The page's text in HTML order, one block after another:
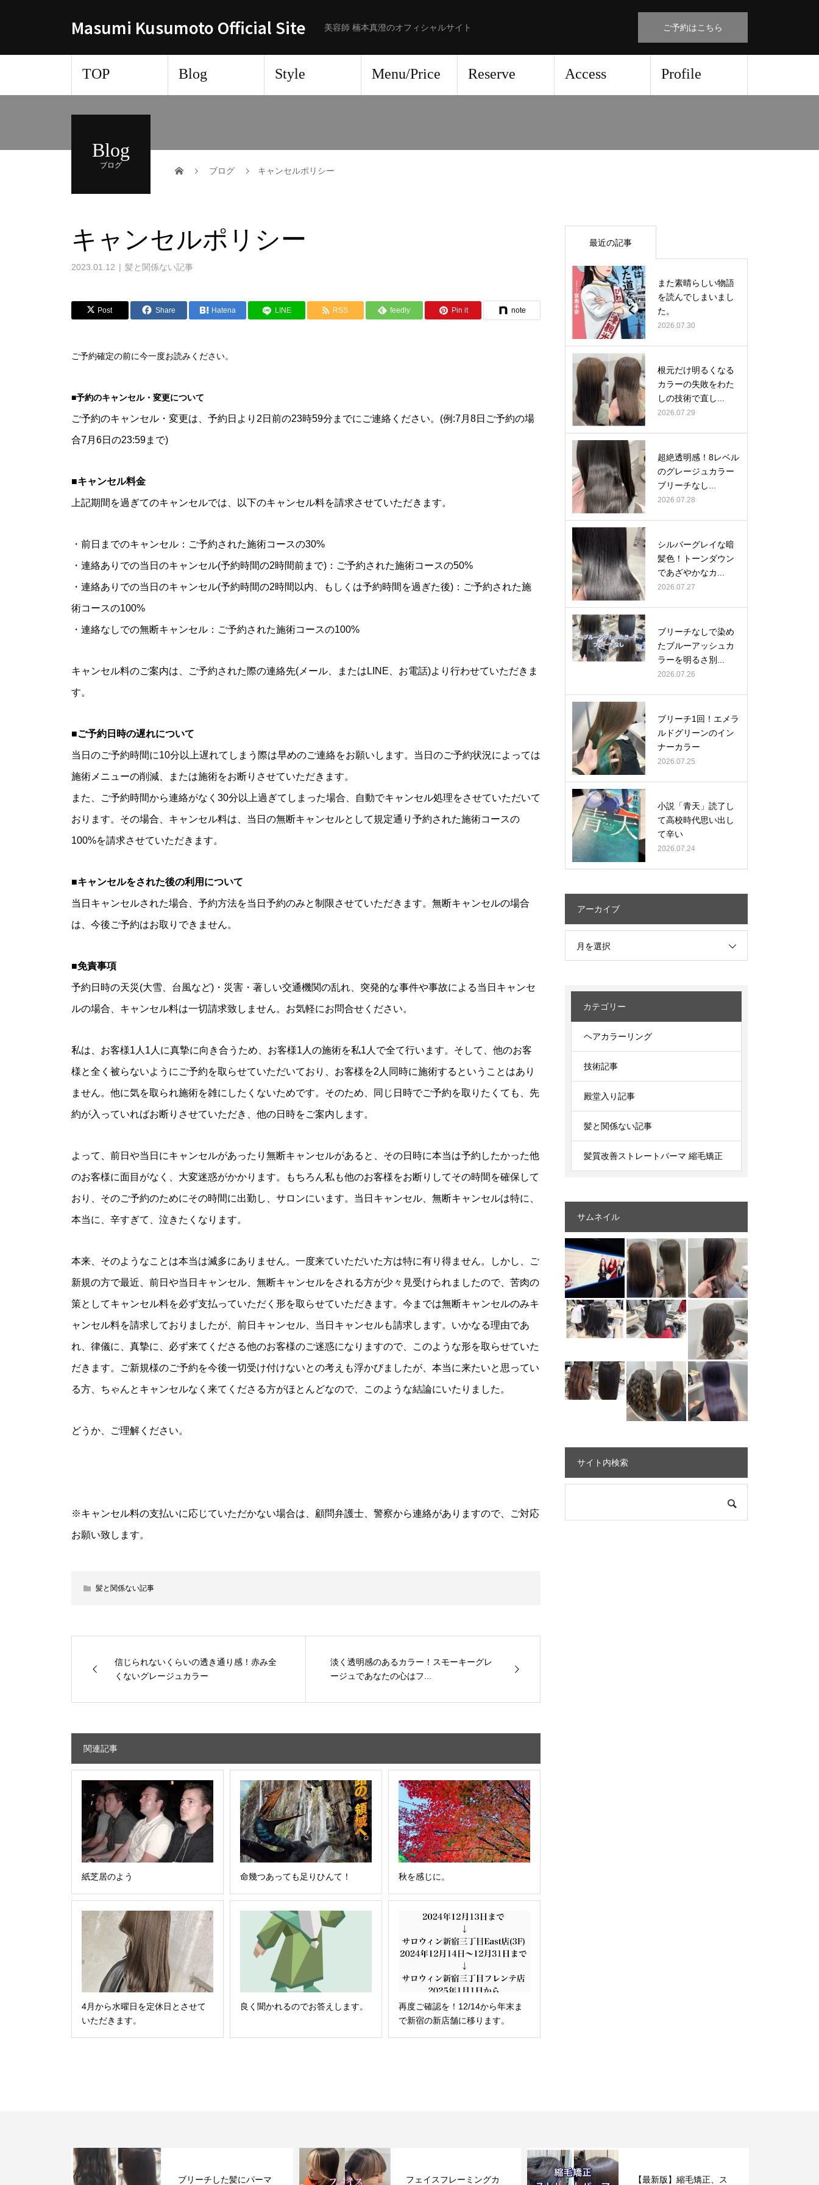
Masumi Kusumoto Official Site 美容師 楠本真澄のオフィシャルサイト ご予約はこちら
TOP Blog Style Menu/Price Reserve Access Profile
Blog
ブログ
ブログ キャンセルポリシー
キャンセルポリシー
2023.01.12 髪と関係ない記事
Post Share Hatena LINE RSS feedly Pin it note
ご予約確定の前に今一度お読みください。
■予約のキャンセル・変更について
ご予約のキャンセル・変更は、予約日より2日前の23時59分までにご連絡ください。(例:7月8日ご予約の場
合7月6日の23:59まで)
■キャンセル料金
上記期間を過ぎてのキャンセルでは、以下のキャンセル料を請求させていただきます。
・前日までのキャンセル：ご予約された施術コースの30%
・連絡ありでの当日のキャンセル(予約時間の2時間前まで)：ご予約された施術コースの50%
・連絡ありでの当日のキャンセル(予約時間の2時間以内、もしくは予約時間を過ぎた後)：ご予約された施
術コースの100%
・連絡なしでの無断キャンセル：ご予約された施術コースの100%
キャンセル料のご案内は、ご予約された際の連絡先(メール、またはLINE、お電話)より行わせていただきま
す。
■ご予約日時の遅れについて
当日のご予約時間に10分以上遅れてしまう際は早めのご連絡をお願いします。当日のご予約状況によっては
施術メニューの削減、または施術をお断りさせていただきます。
また、ご予約時間から連絡がなく30分以上過ぎてしまった場合、自動でキャンセル処理をさせていただいて
おります。その場合、キャンセル料は、当日の無断キャンセルとして規定通り予約された施術コースの
100%を請求させていただきます。
■キャンセルをされた後の利用について
当日キャンセルされた場合、予約方法を当日予約のみと制限させていただきます。無断キャンセルの場合
は、今後ご予約はお取りできません。
■免責事項
予約日時の天災(大雪、台風など)・災害・著しい交通機関の乱れ、突発的な事件や事故による当日キャンセ
ルの場合、キャンセル料は一切請求致しません。お気軽にお問合せください。
私は、お客様1人1人に真摯に向き合うため、お客様1人の施術を私1人で全て行います。そして、他のお客
様と全く被らないようにご予約を取らせていただいており、お客様を2人同時に施術するということはあり
ません。他に気を取られ施術を雑にしたくないためです。そのため、同じ日時でご予約を取りたくても、先
約が入っていればお断りさせていただき、他の日時をご案内します。
よって、前日や当日にキャンセルがあったり無断キャンセルがあると、その日時に本当は予約したかった他
のお客様に面目がなく、大変迷惑がかかります。もちろん私も他のお客様をお断りしてその時間を確保して
おり、そのご予約のためにその時間に出勤し、サロンにいます。当日キャンセル、無断キャンセルは特に、
本当に、辛すぎて、泣きたくなります。
本来、そのようなことは本当は滅多にありません。一度来ていただいた方は特に有り得ません。しかし、ご
新規の方で最近、前日や当日キャンセル、無断キャンセルをされる方が少々見受けられましたので、苦肉の
策としてキャンセル料を必ず支払っていただく形を取らせていただきます。今までは無断キャンセルのみキ
ャンセル料を請求しておりましたが、前日キャンセル、当日キャンセルも請求します。いかなる理由であ
れ、律儀に、真摯に、必ず来てくださる他のお客様のご迷惑になりますので、このような形を取らせていた
だきます。ご新規様のご予約を今後一切受け付けないとの考えも浮かびましたが、本当に来たいと思ってい
る方、ちゃんとキャンセルなく来てくださる方がほとんどなので、このような結論にいたりました。
どうか、ご理解ください。
※キャンセル料の支払いに応じていただかない場合は、顧問弁護士、警察から連絡がありますので、ご対応
お願い致します。
髪と関係ない記事
信じられないくらいの透き通り感！赤み全
くないグレージュカラー
淡く透明感のあるカラー！スモーキーグレ
ージュであなたの心はフ...
関連記事
紙芝居のよう 命幾つあっても足りひんて！ 秋を感じに。
4月から水曜日を定休日とさせて
いただきます。
良く聞かれるのでお答えします。
再度ご確認を！12/14から年末ま
で新宿の新店舗に移ります。
最近の記事
また素晴らしい物語
を読んでしまいまし
た。
2026.07.30
根元だけ明るくなる
カラーの失敗をわた
しの技術で直し...
2026.07.29
超絶透明感！8レベル
のグレージュカラー
ブリーチなし...
2026.07.28
シルバーグレイな暗
髪色！トーンダウン
であざやかなカ...
2026.07.27
ブリーチなしで染め
たブルーアッシュカ
ラーを明るさ別...
2026.07.26
ブリーチ1回！エメラ
ルドグリーンのイン
ナーカラー
2026.07.25
小説「青天」読了し
て高校時代思い出し
て辛い
2026.07.24
アーカイブ
月を選択
カテゴリー
ヘアカラーリング
技術記事
殿堂入り記事
髪と関係ない記事
髪質改善ストレートパーマ 縮毛矯正
サムネイル
サイト内検索
ブリーチした髪にパーマ フェイスフレーミングカ 【最新版】縮毛矯正、ス